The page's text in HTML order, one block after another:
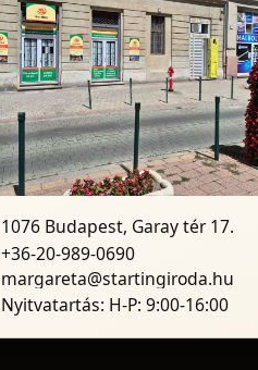
1076 Budapest, Garay tér 17.
+36-20-989-0690
margareta@startingiroda.hu
Nyitvatartás: H-P: 9:00-16:00